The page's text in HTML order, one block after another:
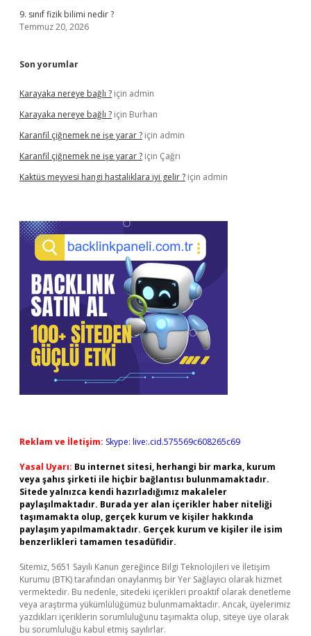
9. sınıf fizik bilimi nedir ?
Temmuz 20, 2026
Son yorumlar
Karayaka nereye bağlı ? için admin
Karayaka nereye bağlı ? için Burhan
Karanfil çiğnemek ne işe yarar ? için admin
Karanfil çiğnemek ne işe yarar ? için Çağrı
Kaktüs meyvesi hangi hastalıklara iyi gelir ? için admin
Reklam ve İletişim: Skype: live:.cid.575569c608265c69
Yasal Uyarı: Bu internet sitesi, herhangi bir marka, kurum
veya şahıs şirketi ile hiçbir bağlantısı bulunmamaktadır.
Sitede yalnızca kendi hazırladığımız makaleler
paylaşılmaktadır. Burada yer alan içerikler haber niteliği
taşımamakta olup, gerçek kurum ve kişiler hakkında
paylaşım yapılmamaktadır. Gerçek kurum ve kişiler ile isim
benzerlikleri tamamen tesadüfidir.
Sitemiz, 5651 Sayılı Kanun gereğince Bilgi Teknolojileri ve İletişim
Kurumu (BTK) tarafından onaylanmış bir Yer Sağlayıcı olarak hizmet
vermektedir. Bu nedenle, sitedeki içerikleri proaktif olarak denetleme
veya araştırma yükümlülüğümüz bulunmamaktadır. Ancak, üyelerimiz
yazdıkları içeriklerin sorumluluğunu taşımakta olup, siteye üye olarak
bu sorumluluğu kabul etmiş sayılırlar.